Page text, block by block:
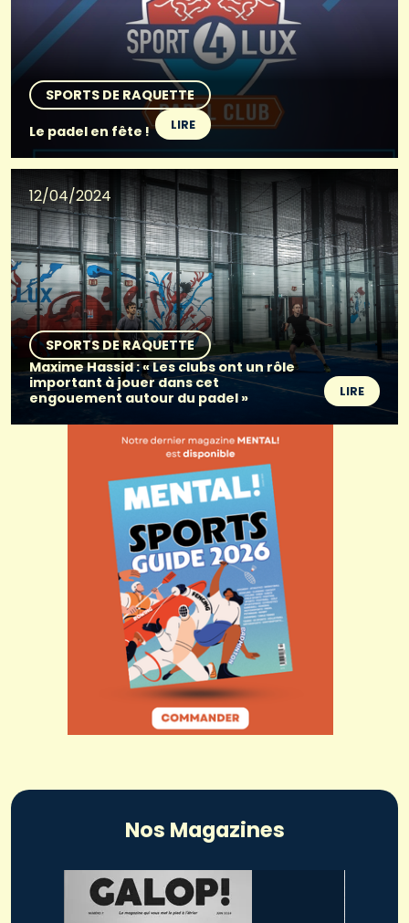
SPORTS DE RAQUETTE
Le padel en fête !
LIRE
12/04/2024
SPORTS DE RAQUETTE
Maxime Hassid : « Les clubs ont un rôle
important à jouer dans cet
engouement autour du padel »
LIRE
Nos Magazines